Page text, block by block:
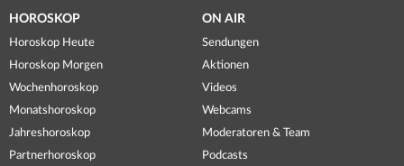
HOROSKOP
Horoskop Heute
Horoskop Morgen
Wochenhoroskop
Monatshoroskop
Jahreshoroskop
Partnerhoroskop
ON AIR
Sendungen
Aktionen
Videos
Webcams
Moderatoren & Team
Podcasts